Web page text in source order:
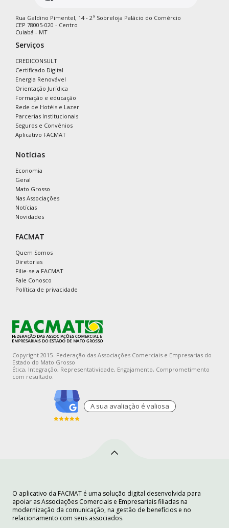
Rua Galdino Pimentel, 14 - 2ª Sobreloja Palácio do Comércio
CEP 78005-020 - Centro
Cuiabá - MT
Serviços
CREDICONSULT
Certificado Digital
Energia Renovável
Orientação Jurídica
Formação e educação
Rede de Hotéis e Lazer
Parcerias Institucionais
Seguros e Convênios
Aplicativo FACMAT
Notícias
Economia
Geral
Mato Grosso
Nas Associações
Notícias
Novidades
FACMAT
Quem Somos
Diretorias
Filie-se a FACMAT
Fale Conosco
Política de privacidade
Copyright 2015- Federação das Associações Comerciais e Empresarias do
Estado do Mato Grosso
Ética, Integração, Representatividade, Engajamento, Comprometimento
com resultado.
A sua avaliaçào é valiosa
O aplicativo da FACMAT é uma solução digital desenvolvida para
apoiar as Associações Comerciais e Empresariais filiadas na
modernização da comunicação, na gestão de benefícios e no
relacionamento com seus associados.